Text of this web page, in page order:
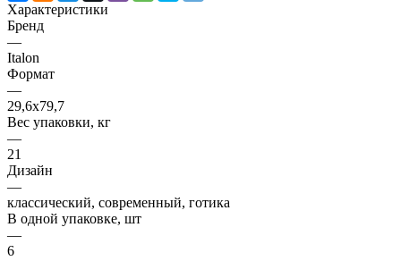
Характеристики
Бренд
—
Italon
Формат
—
29,6х79,7
Вес упаковки, кг
—
21
Дизайн
—
классический, современный, готика
В одной упаковке, шт
—
6